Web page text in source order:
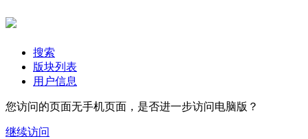
搜索
版块列表
用户信息
您访问的页面无手机页面，是否进一步访问电脑版？
继续访问